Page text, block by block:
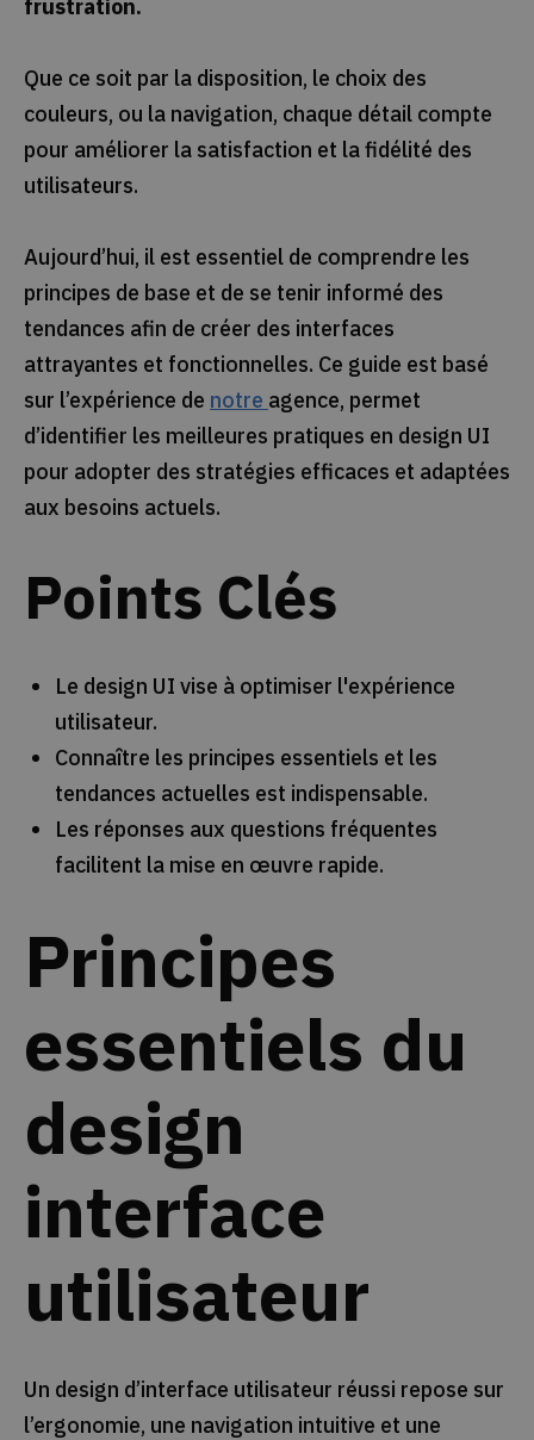
frustration.
Que ce soit par la disposition, le choix des
couleurs, ou la navigation, chaque détail compte
pour améliorer la satisfaction et la fidélité des
utilisateurs.
Aujourd’hui, il est essentiel de comprendre les
principes de base et de se tenir informé des
tendances afin de créer des interfaces
attrayantes et fonctionnelles. Ce guide est basé
sur l’expérience de notre agence, permet
d’identifier les meilleures pratiques en design UI
pour adopter des stratégies efficaces et adaptées
aux besoins actuels.
Points Clés
Le design UI vise à optimiser l'expérience
utilisateur.
Connaître les principes essentiels et les
tendances actuelles est indispensable.
Les réponses aux questions fréquentes
facilitent la mise en œuvre rapide.
Principes
essentiels du
design
interface
utilisateur
Un design d’interface utilisateur réussi repose sur
l’ergonomie, une navigation intuitive et une